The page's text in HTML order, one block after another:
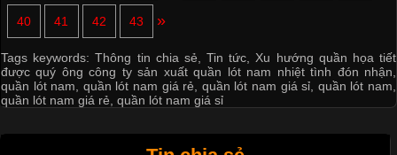
40 41 42 43 »
Tags keywords:Thông tin chia sẻ,Tin tức,Xu hướng quần họa tiết
được quý ông công ty sản xuất quần lót nam nhiệt tình đón nhận,
quần lót nam, quần lót nam giá rẻ, quần lót nam giá sỉ, quần lót nam,
quần lót nam giá rẻ, quần lót nam giá sỉ